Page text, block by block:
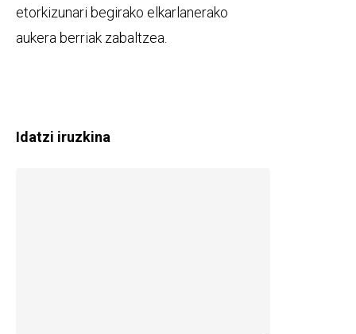
etorkizunari begirako elkarlanerako
aukera berriak zabaltzea.
Idatzi iruzkina